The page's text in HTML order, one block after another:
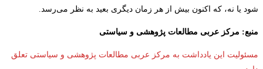
شود یا نه، که اکنون بیش از هر زمان دیگری بعید به نظر می‌رسد.
منبع: مرکز عربی مطالعات پژوهشی و سیاستی
مسئولیت این یادداشت به مرکز عربی مطالعات پژوهشی و سیاستی تعلق